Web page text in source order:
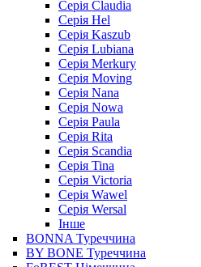
Серія Claudia
Серія Hel
Серія Kaszub
Серія Lubiana
Серія Merkury
Серія Moving
Серія Nana
Серія Nowa
Серія Paula
Серія Rita
Серія Scandia
Серія Tina
Серія Victoria
Серія Wawel
Серія Wersal
Інше
BONNA Туреччина
BY BONE Туреччина